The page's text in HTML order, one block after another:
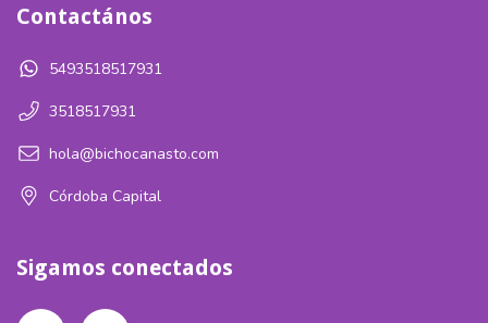
Contactános
5493518517931
3518517931
hola@bichocanasto.com
Córdoba Capital
Sigamos conectados